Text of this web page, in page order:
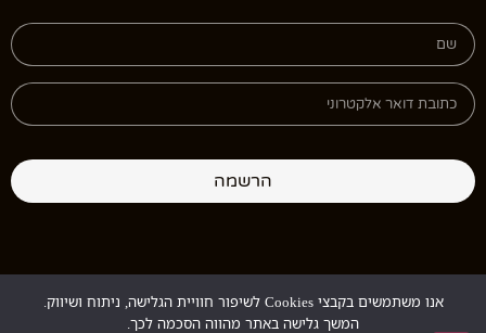
הרשמה
Design: StudioGurDevelopment:MyMuse
אנו משתמשים בקבצי Cookies לשיפור חוויית הגלישה, ניתוח ושיווק.
המשך גלישה באתר מהווה הסכמה לכך.